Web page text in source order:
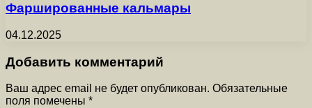
Фаршированные кальмары
04.12.2025
Добавить комментарий
Ваш адрес email не будет опубликован. Обязательные
поля помечены *